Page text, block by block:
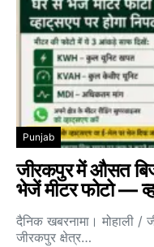
Punjab
जीरकपुर में औसत
भेजें मीटर फोटो —
दैनिक खबरनामा। मोहाली /
जीरकपुर क्षेत्र…